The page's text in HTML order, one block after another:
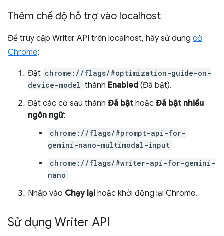
Thêm chế độ hỗ trợ vào localhost
Để truy cập Writer API trên localhost, hãy sử dụng cờ
Chrome:
Đặt chrome://flags/#optimization-guide-on-
device-model thành Enabled (Đã bật).
Đặt các cờ sau thành Đã bật hoặc Đã bật nhiều
ngôn ngữ:
chrome://flags/#prompt-api-for-
gemini-nano-multimodal-input
chrome://flags/#writer-api-for-gemini-
nano
Nhấp vào Chạy lại hoặc khởi động lại Chrome.
Sử dụng Writer API